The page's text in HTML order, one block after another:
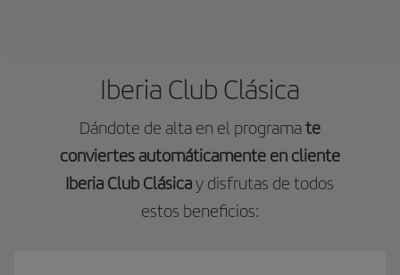
Iberia Club Clásica
Dándote de alta en el programate
conviertes automáticamente en cliente
Iberia Club Clásicay disfrutas de todos
estos beneficios: